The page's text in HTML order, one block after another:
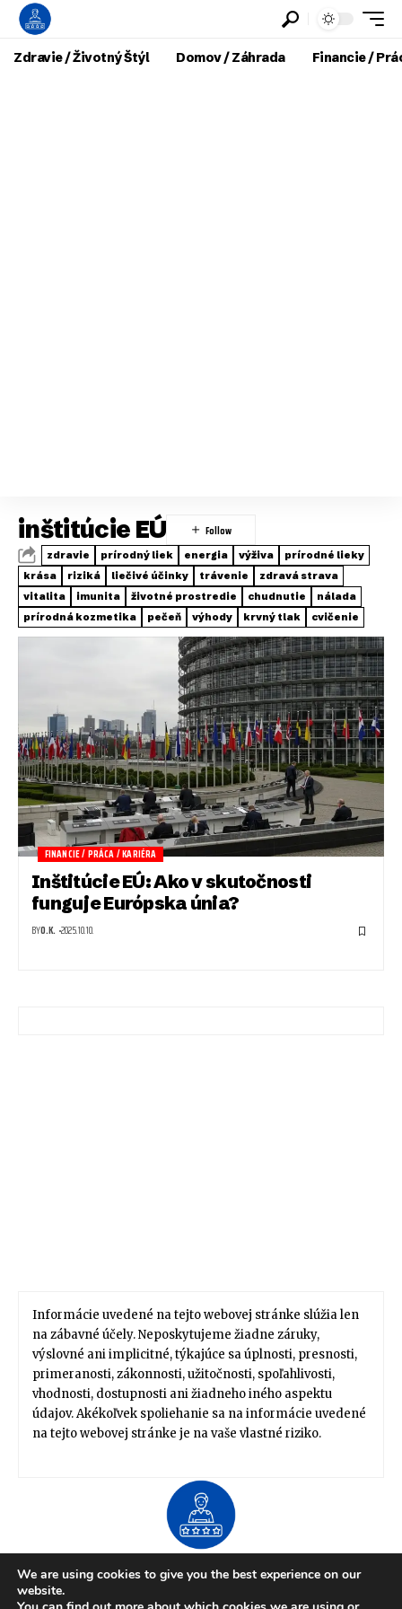
Zdravie / Životný Štýl Domov / Záhrada Financie /
inštitúcie EÚ
zdravie prírodný liek energia výživa
prírodné lieky
krása
riziká liečivé účinky trávenie
zdravá strava
vitalita
imunita životné prostredie chudnutie
nálada
prírodná kozmetika
pečeň výhody krvný tlak cvičenie
FINANCIE / PRÁCA / KARIÉRA
Inštitúcie EÚ: Ako v skutočnosti
funguje Európska únia?
BYO.K. 2025.10.10.
Informácie uvedené na tejto webovej stránke slúžia len
na zábavné účely. Neposkytujeme žiadne záruky,
výslovné ani implicitné, týkajúce sa úplnosti, presnosti,
primeranosti, zákonnosti, užitočnosti, spoľahlivosti,
vhodnosti, dostupnosti ani žiadneho iného aspektu
údajov. Akékoľvek spoliehanie sa na informácie uvedené
na tejto webovej stránke je na vaše vlastné riziko.
About US
Zdravie / Životný štýl
Domov / Záhrada
Financie / Práca / Kariéra
Móda / Štýl Tipy / Návody
We are using cookies to give you the best experience on our
website.